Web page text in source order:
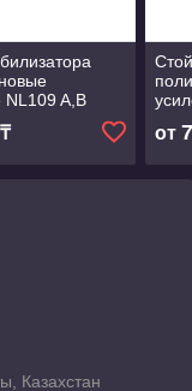
A,B
от
Казахстан